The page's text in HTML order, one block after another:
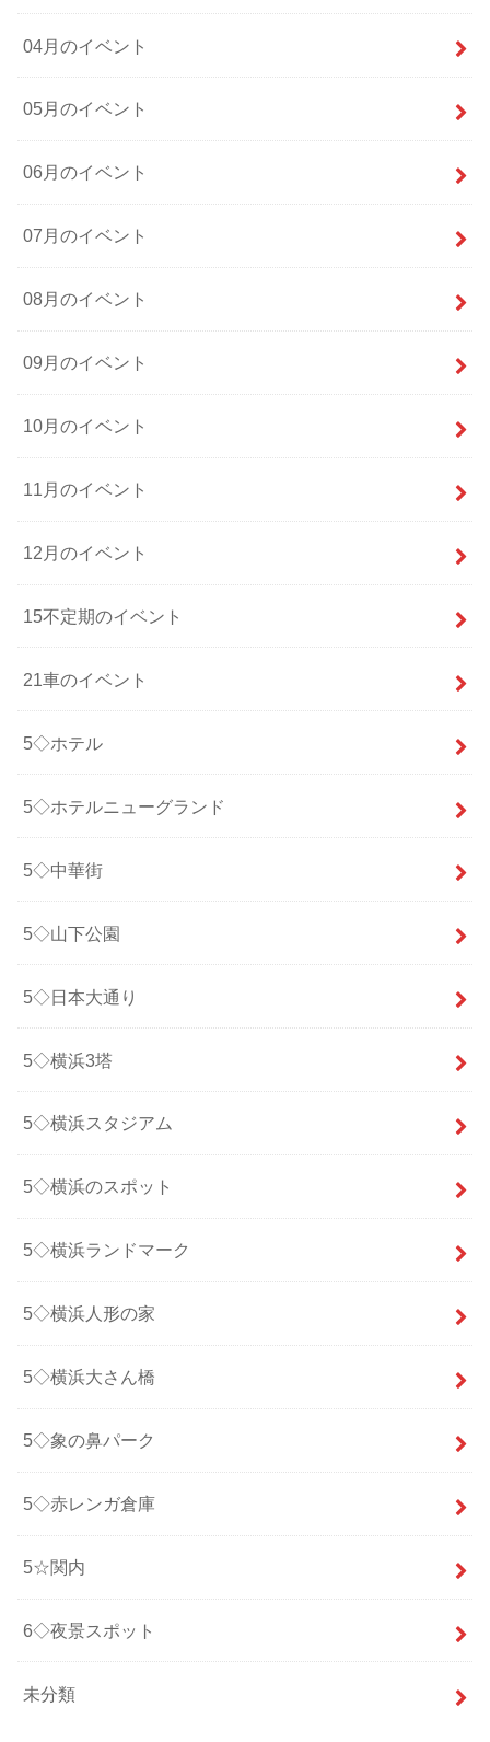
04月のイベント
05月のイベント
06月のイベント
07月のイベント
08月のイベント
09月のイベント
10月のイベント
11月のイベント
12月のイベント
15不定期のイベント
21車のイベント
5◇ホテル
5◇ホテルニューグランド
5◇中華街
5◇山下公園
5◇日本大通り
5◇横浜3塔
5◇横浜スタジアム
5◇横浜のスポット
5◇横浜ランドマーク
5◇横浜人形の家
5◇横浜大さん橋
5◇象の鼻パーク
5◇赤レンガ倉庫
5☆関内
6◇夜景スポット
未分類